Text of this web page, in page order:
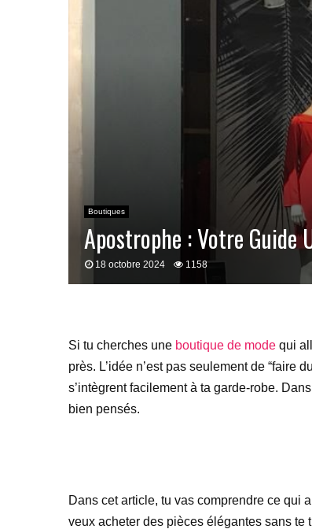
Boutiques
Apostrophe : Votre Guide
18 octobre 2024 1158
Si tu cherches une boutique de mode qui
près. L’idée n’est pas seulement de “faire
s’intègrent facilement à ta garde-robe.
bien pensés.
Dans cet article, tu vas comprendre ce qui
veux acheter des pièces élégantes sans te